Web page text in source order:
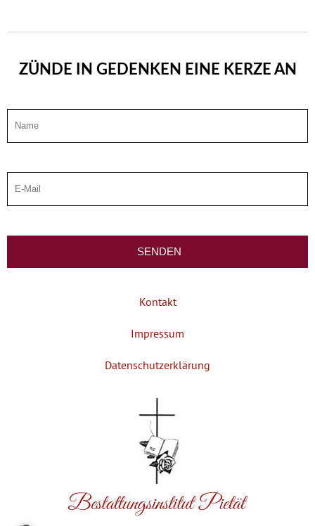
ZÜNDE IN GEDENKEN EINE KERZE AN
Kontakt
Impressum
Datenschutzerklärung